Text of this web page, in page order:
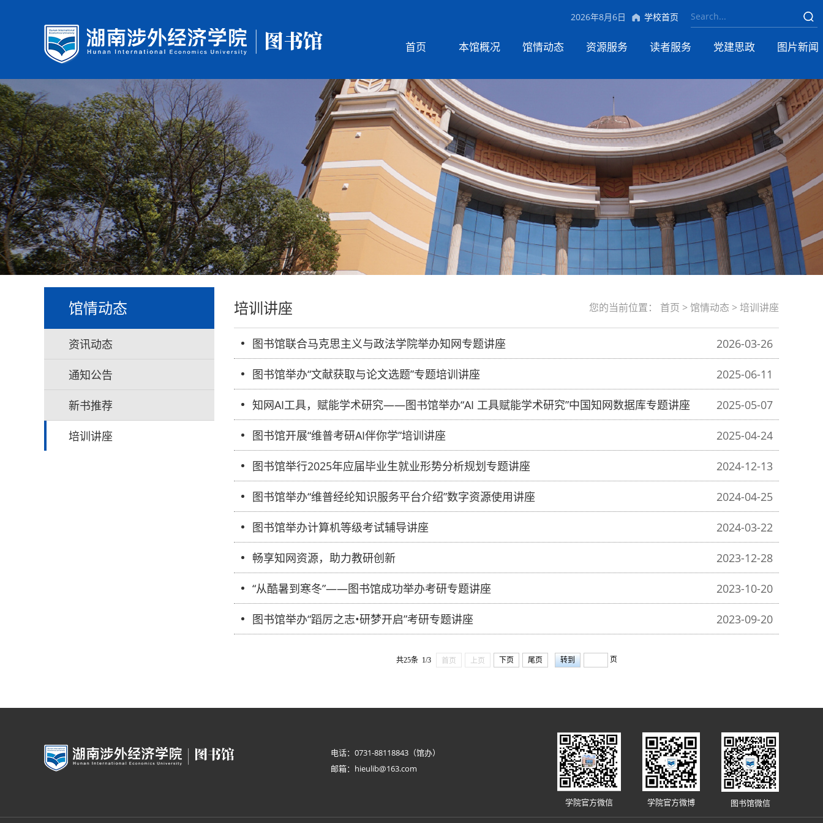
2026年8月6日 学校首页
首页 本馆概况 馆情动态 资源服务 读者服务 党建思政 图片新闻
馆情动态
资讯动态
通知公告
新书推荐
培训讲座
培训讲座 您的当前位置： 首页 > 馆情动态 > 培训讲座
2026-03-26
图书馆联合马克思主义与政法学院举办知网专题讲座
2025-06-11
图书馆举办“文献获取与论文选题”专题培训讲座
2025-05-07
知网AI工具，赋能学术研究——图书馆举办“AI 工具赋能学术研究”中国知网数据库专题讲座
2025-04-24
图书馆开展“维普考研AI伴你学”培训讲座
2024-12-13
图书馆举行2025年应届毕业生就业形势分析规划专题讲座
2024-04-25
图书馆举办“维普经纶知识服务平台介绍”数字资源使用讲座
2024-03-22
图书馆举办计算机等级考试辅导讲座
2023-12-28
畅享知网资源，助力教研创新
2023-10-20
“从酷暑到寒冬”——图书馆成功举办考研专题讲座
2023-09-20
图书馆举办“蹈厉之志•研梦开启”考研专题讲座
共25条 1/3 首页 上页 下页 尾页 页
电话：0731-88118843（馆办）
邮箱：hieulib@163.com
学院官方微信 学院官方微博 图书馆微信